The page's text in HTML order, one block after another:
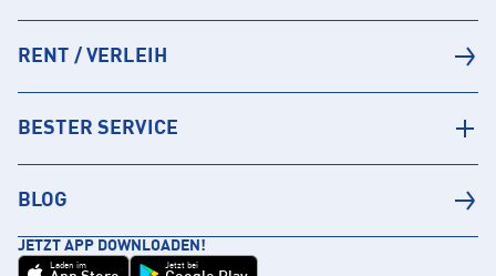
RENT / VERLEIH
BESTER SERVICE
BLOG
JETZT APP DOWNLOADEN!
Laden im Jetzt bei